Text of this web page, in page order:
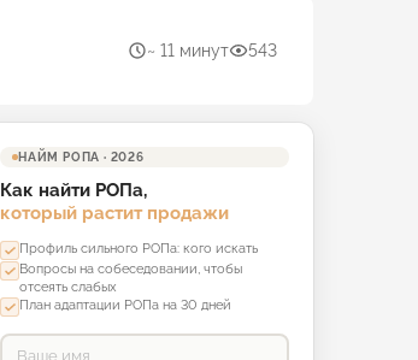
~ 11 минут 543
НАЙМ РОПА · 2026
Как найти РОПа,
который растит продажи
Профиль сильного РОПа: кого искать
Вопросы на собеседовании, чтобы
отсеять слабых
План адаптации РОПа на 30 дней